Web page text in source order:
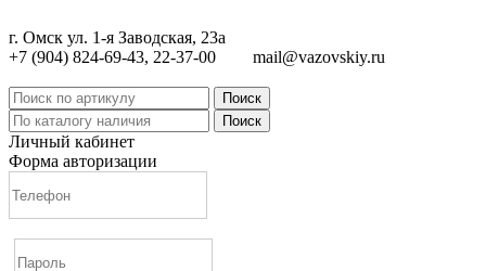
г. Омск ул. 1-я Заводская, 23а
+7 (904) 824-69-43, 22-37-00
mail@vazovskiy.ru
Поиск
Поиск
Личный кабинет
Форма авторизации